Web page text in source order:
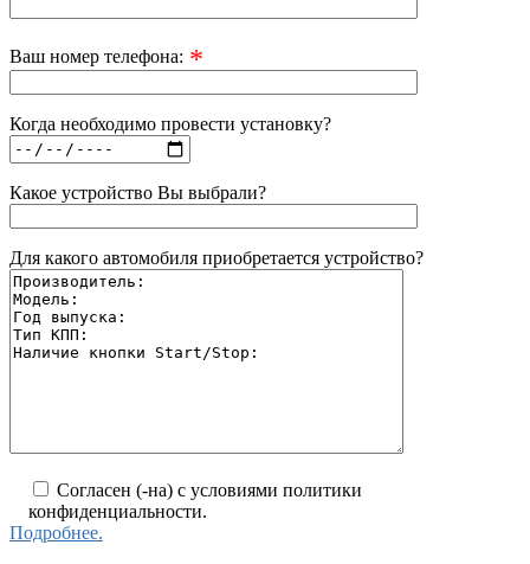
Ваш номер телефона: *
Когда необходимо провести установку?
Какое устройство Вы выбрали?
Для какого автомобиля приобретается устройство?
Согласен (-на) с условиями политики
конфиденциальности.
Подробнее.